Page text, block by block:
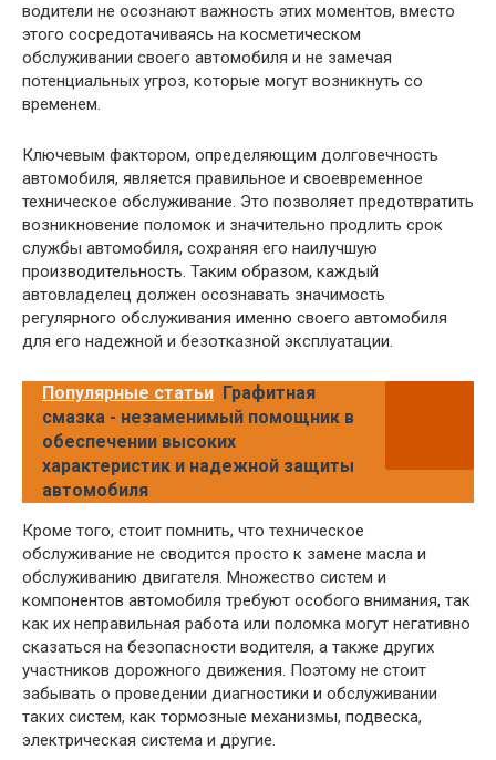
водители не осознают важность этих моментов, вместо
этого сосредотачиваясь на косметическом
обслуживании своего автомобиля и не замечая
потенциальных угроз, которые могут возникнуть со
временем.
Ключевым фактором, определяющим долговечность
автомобиля, является правильное и своевременное
техническое обслуживание. Это позволяет предотвратить
возникновение поломок и значительно продлить срок
службы автомобиля, сохраняя его наилучшую
производительность. Таким образом, каждый
автовладелец должен осознавать значимость
регулярного обслуживания именно своего автомобиля
для его надежной и безотказной эксплуатации.
Популярные статьи Графитная
смазка - незаменимый помощник в
обеспечении высоких
характеристик и надежной защиты
автомобиля
Кроме того, стоит помнить, что техническое
обслуживание не сводится просто к замене масла и
обслуживанию двигателя. Множество систем и
компонентов автомобиля требуют особого внимания, так
как их неправильная работа или поломка могут негативно
сказаться на безопасности водителя, а также других
участников дорожного движения. Поэтому не стоит
забывать о проведении диагностики и обслуживании
таких систем, как тормозные механизмы, подвеска,
электрическая система и другие.